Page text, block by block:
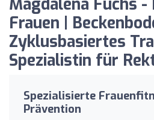
Magdalena Fuchs
Frauen |
Zyklusbasiertes
Spezialistin für
Spezialisierte
Prävention